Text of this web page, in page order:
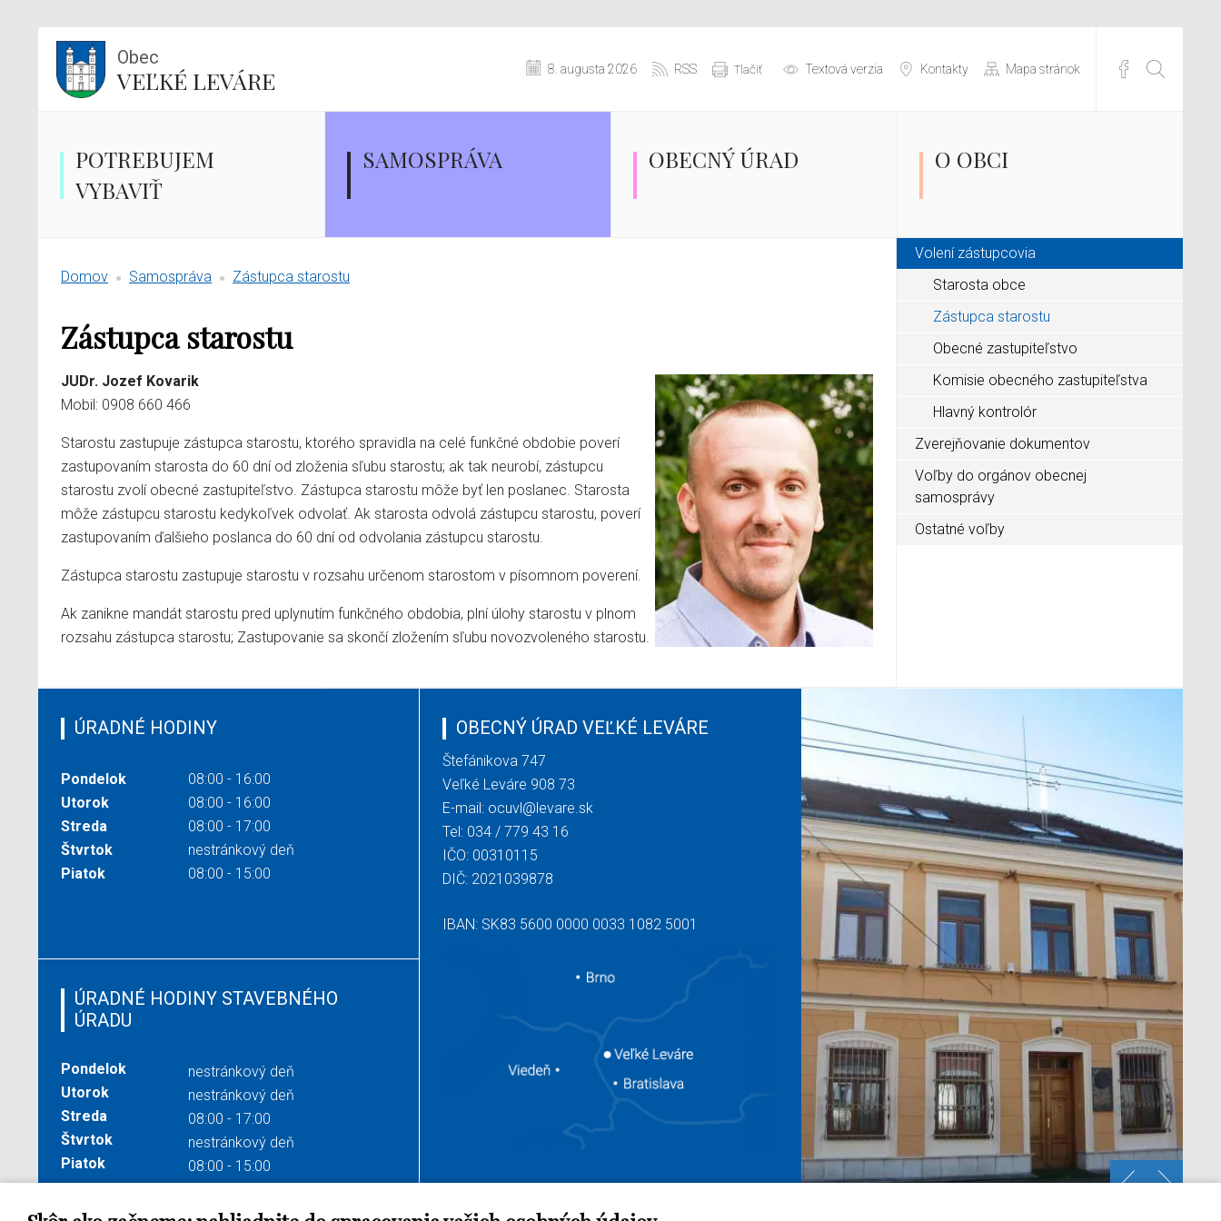
Obec
VEĽKÉ LEVÁRE 8. augusta 2026 RSS Tlačiť Textová verzia Kontakty Mapa stránok
POTREBUJEM
VYBAVIŤ
SAMOSPRÁVA OBECNÝ ÚRAD O OBCI
Domov Samospráva Zástupca starostu
Zástupca starostu
JUDr. Jozef Kovarik
Mobil: 0908 660 466
Starostu zastupuje zástupca starostu, ktorého spravidla na celé funkčné obdobie poverí
zastupovaním starosta do 60 dní od zloženia sľubu starostu; ak tak neurobí, zástupcu
starostu zvolí obecné zastupiteľstvo. Zástupca starostu môže byť len poslanec. Starosta
môže zástupcu starostu kedykoľvek odvolať. Ak starosta odvolá zástupcu starostu, poverí
zastupovaním ďalšieho poslanca do 60 dní od odvolania zástupcu starostu.
Zástupca starostu zastupuje starostu v rozsahu určenom starostom v písomnom poverení.
Ak zanikne mandát starostu pred uplynutím funkčného obdobia, plní úlohy starostu v plnom
rozsahu zástupca starostu; Zastupovanie sa skončí zložením sľubu novozvoleného starostu.
Volení zástupcovia
Starosta obce
Zástupca starostu
Obecné zastupiteľstvo
Komisie obecného zastupiteľstva
Hlavný kontrolór
Zverejňovanie dokumentov
Voľby do orgánov obecnej
samosprávy
Ostatné voľby
ÚRADNÉ HODINY
Pondelok
08:00 - 16:00
Utorok
08:00 - 16:00
Streda
08:00 - 17:00
Štvrtok
nestránkový deň
Piatok
08:00 - 15:00
ÚRADNÉ HODINY STAVEBNÉHO
ÚRADU
Pondelok
nestránkový deň
Utorok
nestránkový deň
Streda
08:00 - 17:00
Štvrtok
nestránkový deň
Piatok
08:00 - 15:00
OBECNÝ ÚRAD VEĽKÉ LEVÁRE
Štefánikova 747
Veľké Leváre 908 73
E-mail: ocuvl@levare.sk
Tel: 034 / 779 43 16
IČO: 00310115
DIČ: 2021039878
IBAN: SK83 5600 0000 0033 1082 5001